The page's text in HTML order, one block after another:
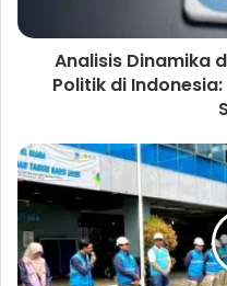
Analisis Dinamika
Politik di